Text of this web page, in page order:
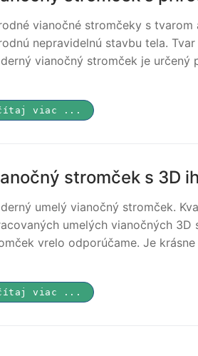
vianočné stromčeky s
nepravidelnú stavbu tela.
vianočný stromček je určený
viac ...
stromček s 3D
umelý vianočný stromček.
umelých vianočných
vrelo odporúčame. Je
viac ...